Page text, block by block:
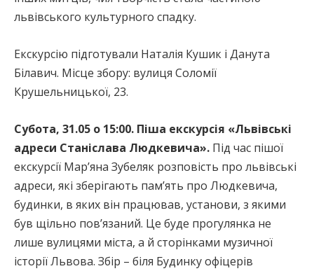
львівського культурного спадку.
Екскурсію підготували Наталія Кушик і Данута
Білавич. Місце збору: вулиця Соломії
Крушельницької, 23.
Субота, 31.05 о 15:00. Піша екскурсія «Львівські
адреси Станіслава Людкевича». Під час пішої
екскурсії Мар’яна Зубеляк розповість про львівські
адреси, які зберігають пам’ять про Людкевича,
будинки, в яких він працював, установи, з якими
був щільно пов’язаний. Це буде прогулянка не
лише вулицями міста, а й сторінками музичної
історії Львова. Збір – біля Будинку офіцерів